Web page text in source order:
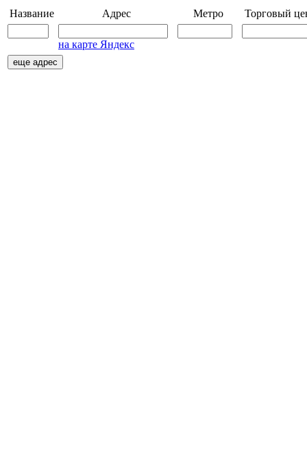
Название Адрес Метро Торговый
на карте Яндекс